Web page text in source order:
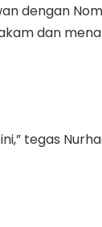
dengan
dan
tegas